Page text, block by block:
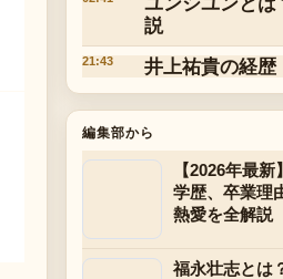
説
21:43 井上祐貴の経歴
編集部から
【2026年最
学歴、卒業理
熱愛を全解説
福永壮志とは